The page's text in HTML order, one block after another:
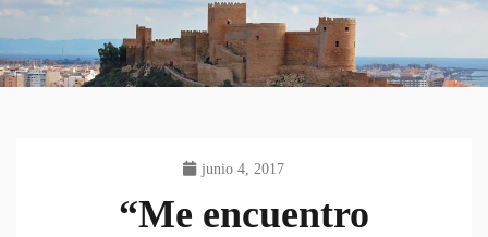
junio 4, 2017
“Me encuentro